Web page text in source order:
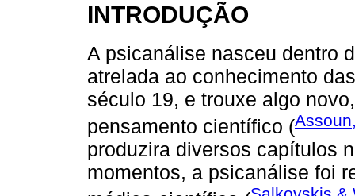
INTRODUÇÃO
A psicanálise nasceu dentro
atrelada ao conhecimento
século 19, e trouxe algo
pensamento científico (
produzira diversos capítulos
momentos, a psicanálise foi